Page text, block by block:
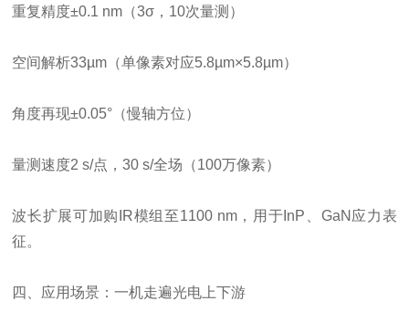
重复精度±0.1 nm（3σ，10次量测）
空间解析33µm（单像素对应5.8µm×5.8µm）
角度再现±0.05°（慢轴方位）
量测速度2 s/点，30 s/全场（100万像素）
波长扩展可加购IR模组至1100 nm，用于InP、GaN应力表
征。
四、应用场景：一机走遍光电上下游